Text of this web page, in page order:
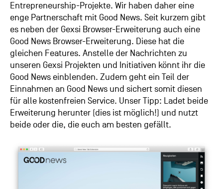
Entrepreneurship-Projekte. Wir haben daher eine
enge Partnerschaft mit Good News. Seit kurzem gibt
es neben der Gexsi Browser-Erweiterung auch eine
Good News Browser-Erweiterung. Diese hat die
gleichen Features. Anstelle der Nachrichten zu
unseren Gexsi Projekten und Initiativen könnt ihr die
Good News einblenden. Zudem geht ein Teil der
Einnahmen an Good News und sichert somit diesen
für alle kostenfreien Service. Unser Tipp: Ladet beide
Erweiterung herunter (dies ist möglich!) und nutzt
beide oder die, die euch am besten gefällt.